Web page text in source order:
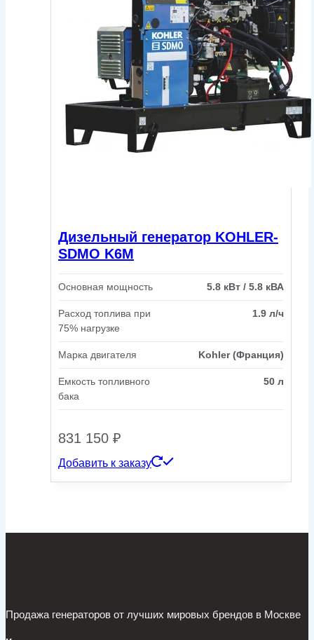
Дизельный генератор KOHLER-
SDMO K6M
Основная мощность 5.8 кВт / 5.8 кВА
Расход топлива при
75% нагрузке
1.9 л/ч
Марка двигателя Kohler (Франция)
Емкость топливного
бака
50 л
831 150 ₽
Добавить к заказу
Продажа генераторов от лучших мировых брендов в Москве